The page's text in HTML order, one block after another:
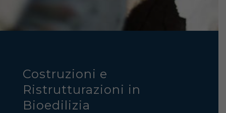
Costruzioni e
Ristrutturazioni in
Bioedilizia